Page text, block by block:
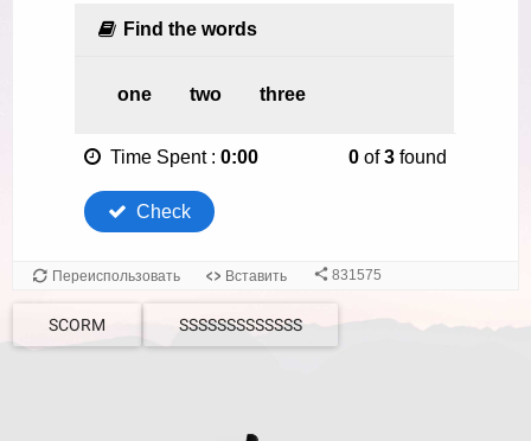
SCORM SSSSSSSSSSSSS